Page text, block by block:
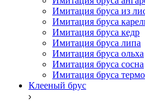
Имитация бруса из
Имитация бруса
Имитация бруса кедр
Имитация бруса липа
Имитация бруса ольха
Имитация бруса сосна
Имитация бруса
Клееный брус